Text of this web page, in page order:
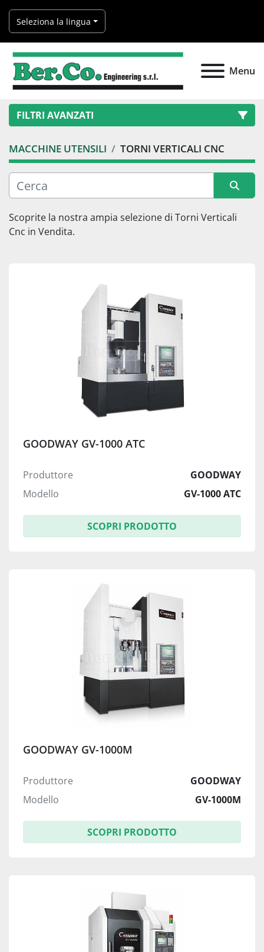
Seleziona la lingua
Menu
FILTRI AVANZATI
Categoria
Produttore
Modello
MACCHINE UTENSILI TORNI VERTICALI CNC
Ordina per
Scoprite la nostra ampia selezione di Torni Verticali
Cnc in Vendita.
GOODWAY GV-1000 ATC
Produttore
GOODWAY
Modello
GV-1000 ATC
SCOPRI PRODOTTO
GOODWAY GV-1000M
Produttore
GOODWAY
Modello
GV-1000M
SCOPRI PRODOTTO